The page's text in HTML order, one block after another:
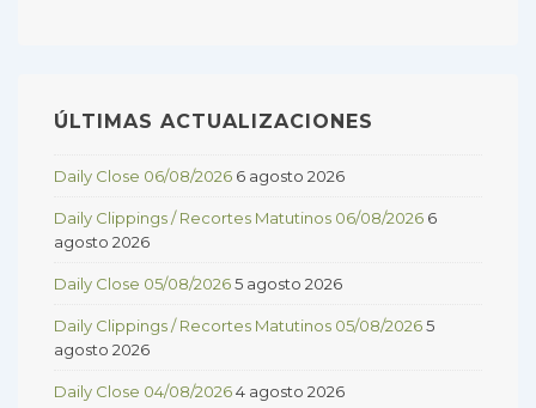
ÚLTIMAS ACTUALIZACIONES
Daily Close 06/08/2026 6 agosto 2026
Daily Clippings / Recortes Matutinos 06/08/2026 6
agosto 2026
Daily Close 05/08/20265 agosto 2026
Daily Clippings / Recortes Matutinos 05/08/20265
agosto 2026
Daily Close 04/08/20264 agosto 2026